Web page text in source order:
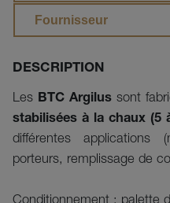
Fournisseur
DESCRIPTION
Les BTC Argilus sont
stabilisées à la chaux (5
différentes applications
porteurs, remplissage de